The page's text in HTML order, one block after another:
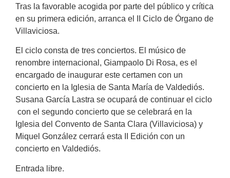
Tras la favorable acogida por parte del público y crítica
en su primera edición, arranca el II Ciclo de Órgano de
Villaviciosa.
El ciclo consta de tres conciertos. El músico de
renombre internacional, Giampaolo Di Rosa, es el
encargado de inaugurar este certamen con un
concierto en la Iglesia de Santa María de Valdediós.
Susana García Lastra se ocupará de continuar el ciclo
con el segundo concierto que se celebrará en la
Iglesia del Convento de Santa Clara (Villaviciosa) y
Miquel González cerrará esta II Edición con un
concierto en Valdediós.
Entrada libre.